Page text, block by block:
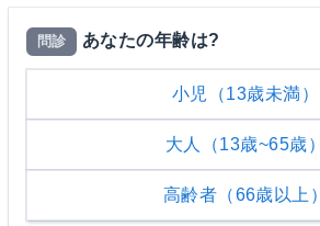
問診 あなたの年齢は?
小児（13歳未満）
大人（13歳~65歳）
高齢者（66歳以上）